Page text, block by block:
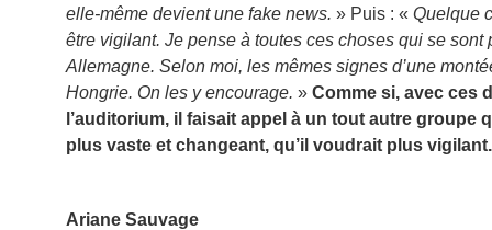
elle-même devient une fake news. » Puis : « Quelque
être vigilant. Je pense à toutes ces choses qui se
Allemagne. Selon moi, les mêmes signes d’une
Hongrie. On les y encourage. » Comme si, avec ces
l’auditorium, il faisait appel à un tout autre
plus vaste et changeant, qu’il voudrait plus
Ariane Sauvage